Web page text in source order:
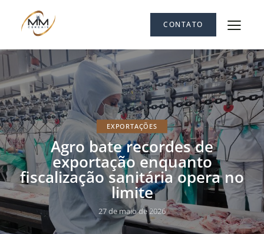
CONTATO
EXPORTAÇÕES
Agro bate recordes de
exportação enquanto
fiscalização sanitária opera no
limite
27 de maio de 2026